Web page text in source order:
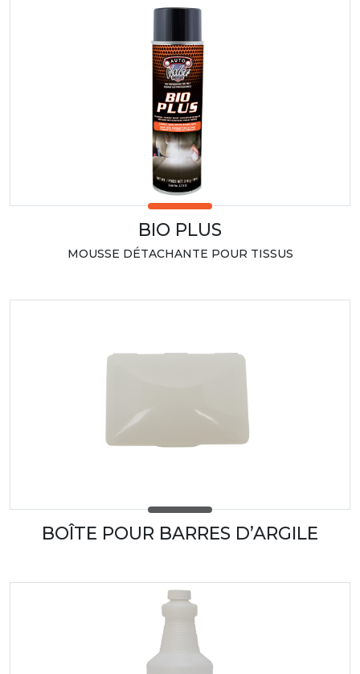
BIO PLUS
MOUSSE DÉTACHANTE POUR TISSUS
BOÎTE POUR BARRES D’ARGILE